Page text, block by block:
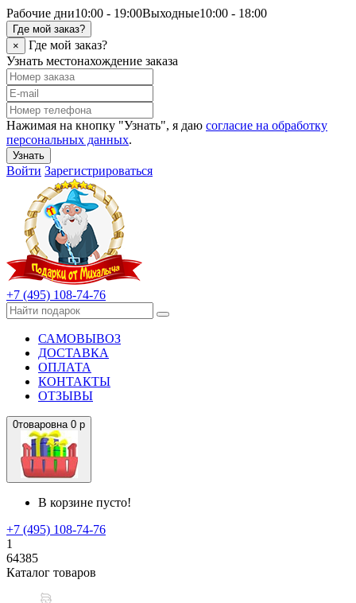
Рабочие дни10:00 - 19:00Выходные10:00 - 18:00
Где мой заказ?
×
Где мой заказ?
Узнать местонахождение заказа
Нажимая на кнопку "Узнать", я даю согласие на обработку
персональных данных.
Узнать
Войти Зарегистрироваться
+7 (495) 108-74-76
САМОВЫВОЗ
ДОСТАВКА
ОПЛАТА
КОНТАКТЫ
ОТЗЫВЫ
0товаровна 0 р
В корзине пусто!
+7 (495) 108-74-76
1
64385
Каталог товаров